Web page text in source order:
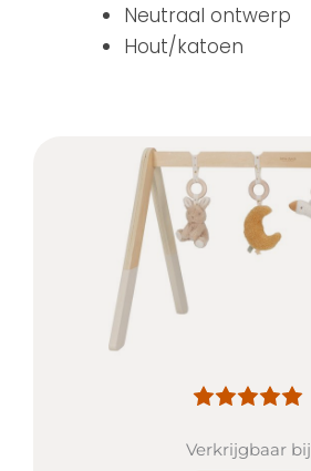
Neutraal ontwerp
Hout/katoen
Verkrijgbaar bij